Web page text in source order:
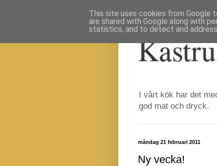
I vårt kök har det
god mat och dryck.
måndag 21 februari 2011
Ny vecka!
This site uses cookies from Google
are shared with Google along with
statistics, and to detect and